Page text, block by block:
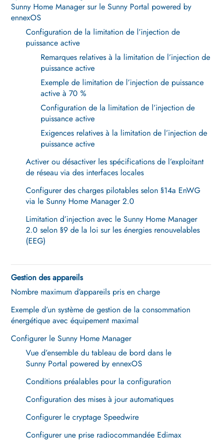
Sunny Home Manager sur le Sunny Portal powered by
ennexOS
Configuration de la limitation de l’injection de
puissance active
Remarques relatives à la limitation de l’injection de
puissance active
Exemple de limitation de l’injection de puissance
active à 70 %
Configuration de la limitation de l’injection de
puissance active
Exigences relatives à la limitation de l’injection de
puissance active
Activer ou désactiver les spécifications de l’exploitant
de réseau via des interfaces locales
Configurer des charges pilotables selon §14a EnWG
via le Sunny Home Manager 2.0
Limitation d’injection avec le Sunny Home Manager
2.0 selon §9 de la loi sur les énergies renouvelables
(EEG)
Gestion des appareils
Nombre maximum d’appareils pris en charge
Exemple d’un système de gestion de la consommation
énergétique avec équipement maximal
Configurer le Sunny Home Manager
Vue d’ensemble du tableau de bord dans le
Sunny Portal powered by ennexOS
Conditions préalables pour la configuration
Configuration des mises à jour automatiques
Configurer le cryptage Speedwire
Configurer une prise radiocommandée Edimax